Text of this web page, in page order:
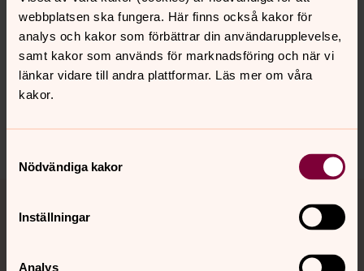
webbplatsen ska fungera. Här finns också kakor för
analys och kakor som förbättrar din användarupplevelse,
samt kakor som används för marknadsföring och när vi
länkar vidare till andra plattformar. Läs mer om våra
kakor.
Nödvändiga kakor
Inställningar
Analys
Senast ändrad 17 november 2021
Synpunkter eller frågor på sidans
innehåll?
Dela